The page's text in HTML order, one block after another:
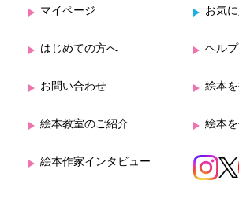
マイページ お気
はじめての方へ ヘルプ
お問い合わせ 絵本
絵本教室のご紹介 絵本
絵本作家インタビュー